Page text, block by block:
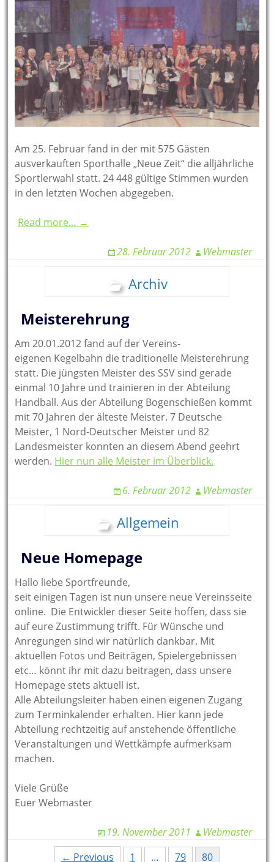
Am 25. Februar fand in der mit 575 Gästen
ausverkauften Sporthalle „Neue Zeit“ die alljährliche
Sportlerwahl statt. 24 448 gültige Stimmen wurden
in den letzten Wochen abgegeben.
Read more… →
28. Februar 2012 Webmaster
Archiv
Meisterehrung
Am 20.01.2012 fand auf der Vereins-
eigenen Kegelbahn die traditionelle Meisterehrung
statt. Die jüngsten Meister des SSV sind gerade
einmal 10 Jahre und trainieren in der Abteilung
Handball. Aus der Abteilung Bogenschießen kommt
mit 70 Jahren der älteste Meister. 7 Deutsche
Meister, 1 Nord-Deutscher Meister und 82
Landesmeister konnten an diesem Abend geehrt
werden. Hier nun alle Meister im Überblick.
6. Februar 2012 Webmaster
Allgemein
Neue Homepage
Hallo liebe Sportfreunde,
seit einigen Tagen ist nun unsere neue Vereinsseite
online. Die Entwickler dieser Seite hoffen, dass sie
auf eure Zustimmung trifft. Für Wünsche und
Anregungen sind wir natürlich dankbar. Mit
aktuellen Fotos und Beiträgen, Spielergebnissen
etc… könnt ihr mit dazu beitragen, dass unsere
Homepage stets aktuell ist.
Alle Abteilungsleiter haben einen eigenen Zugang
zum Terminkalender erhalten. Hier kann jede
Abteilung rechtzeitig auf anstehende öffentliche
Veranstaltungen und Wettkämpfe aufmerksam
machen.
Viele Grüße
Euer Webmaster
19. November 2011 Webmaster
← Previous 1 … 79 80